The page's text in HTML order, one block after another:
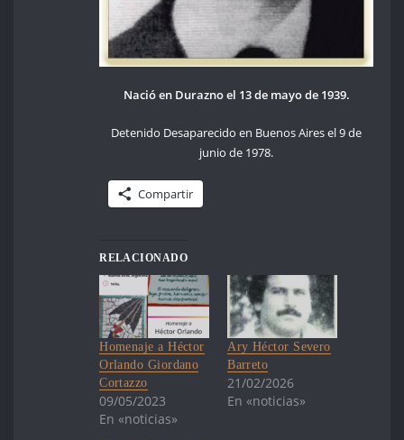
Nació en Durazno el 13 de mayo de 1939.
Detenido Desaparecido en Buenos Aires el 9 de
junio de 1978.
Compartir
RELACIONADO
Homenaje a Héctor
Orlando Giordano
Cortazzo
09/05/2023
En «noticias»
Ary Héctor Severo
Barreto
21/02/2026
En «noticias»